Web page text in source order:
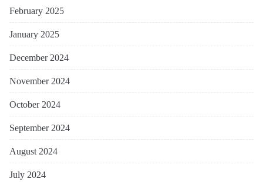
February 2025
January 2025
December 2024
November 2024
October 2024
September 2024
August 2024
July 2024